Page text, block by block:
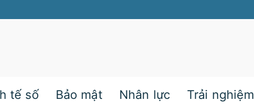
tế số Bảo mật Nhân lực Trải nghiệm